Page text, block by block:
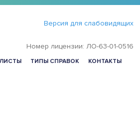
Версия для слабовидящих
Номер лицензии: ЛО-63-01-0516
ТИПЫ СПРАВОК КОНТАКТЫ